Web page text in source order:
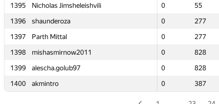
1395
Nicholas Jimsheleishvili 0
55
1396
shaunderoza 0
277
1397
Parth Mittal 0
277
1398
mishasmirnow2011 0
828
1399
alescha.golub97 0
828
1400
akmintro 0 387
1395
Nicholas Jimsheleishvili 0
55
1396
shaunderoza 0
277
1397
Parth Mittal 0
277
1398
mishasmirnow2011 0
828
1399
alescha.golub97 0
828
1400
akmintro 0 387